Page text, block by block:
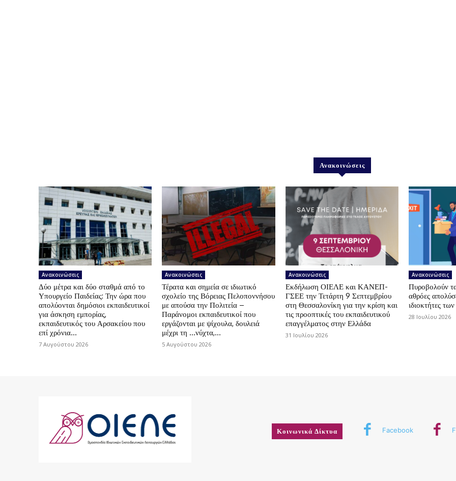
Ανακοινώσεις
Ανακοινώσεις
Δύο μέτρα και δύο σταθμά από το
Υπουργείο Παιδείας: Την ώρα που
απολύονται δημόσιοι εκπαιδευτικοί
για άσκηση εμπορίας,
εκπαιδευτικός του Αρσακείου που
επί χρόνια...
7 Αυγούστου 2026
Ανακοινώσεις
Τέρατα και σημεία σε ιδιωτικό
σχολείο της Βόρειας Πελοποννήσου
με απούσα την Πολιτεία –
Παράνομοι εκπαιδευτικοί που
εργάζονται με ψίχουλα, δουλειά
μέχρι τη …νύχτα,...
5 Αυγούστου 2026
Ανακοινώσεις
Εκδήλωση ΟΙΕΛΕ και ΚΑΝΕΠ-
ΓΣΕΕ την Τετάρτη 9 Σεπτεμβρίου
στη Θεσσαλονίκη για την κρίση και
τις προοπτικές του εκπαιδευτικού
επαγγέλματος στην Ελλάδα
31 Ιουλίου 2026
Ανακοινώσεις
Πυροβολούν
αθρόες
ιδιοκτήτες
28 Ιουλίου 2026
Κοινωνικά Δίκτυα Facebook